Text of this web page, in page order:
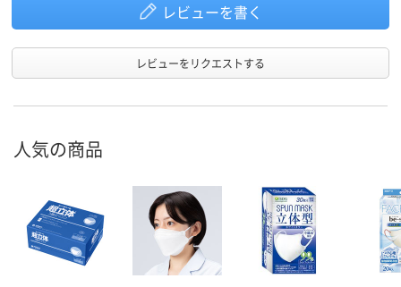
レビューを書く
レビューをリクエストする
人気の商品